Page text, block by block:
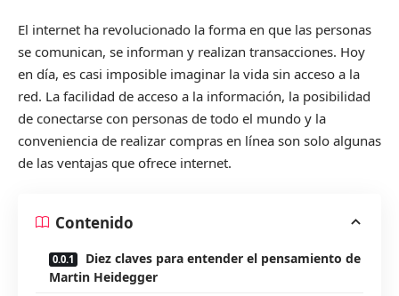
El internet ha revolucionado la forma en que las personas
se comunican, se informan y realizan transacciones. Hoy
en día, es casi imposible imaginar la vida sin acceso a la
red. La facilidad de acceso a la información, la posibilidad
de conectarse con personas de todo el mundo y la
conveniencia de realizar compras en línea son solo algunas
de las ventajas que ofrece internet.
Contenido
Diez claves para entender el pensamiento de
Martin Heidegger